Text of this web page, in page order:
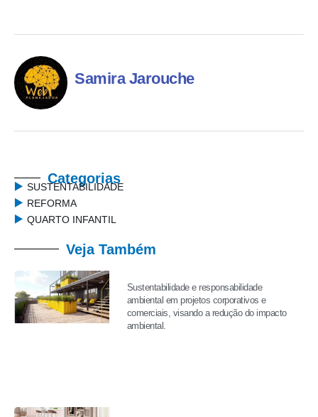
Samira Jarouche
Categorias
SUSTENTABILIDADE
REFORMA
QUARTO INFANTIL
Veja Também
Sustentabilidade e responsabilidade
ambiental em projetos corporativos e
comerciais, visando a redução do impacto
ambiental.